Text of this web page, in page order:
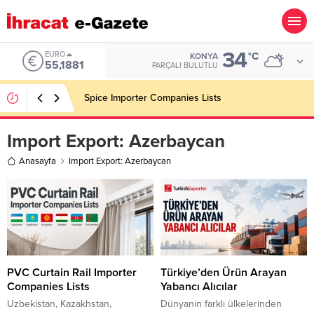
ALTIN
6.660,55
KONYA
PARÇALI BULUTLU 34°C
Konşimento Veri Tabanları Eskide Kalacak!
Import Export: Azerbaycan
Anasayfa Import Export: Azerbaycan
PVC Curtain Rail Importer
Companies Lists
Uzbekistan, Kazakhstan,
Türkiye’den Ürün Arayan
Yabancı Alıcılar
Dünyanın farklı ülkelerinden